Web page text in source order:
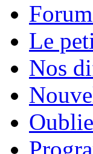
Le
Nos